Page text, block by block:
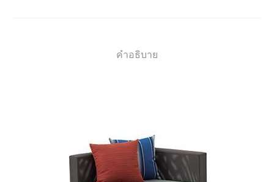
คำอธิบาย